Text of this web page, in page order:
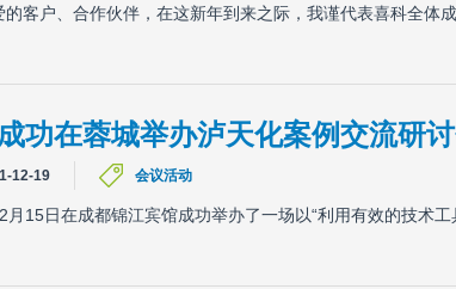
的客户、合作伙伴，在这新年到来之际，我谨代表喜科全体
功在蓉城举办泸天化案例交流研
12-19 会议活动
月15日在成都锦江宾馆成功举办了一场以“利用有效的技术